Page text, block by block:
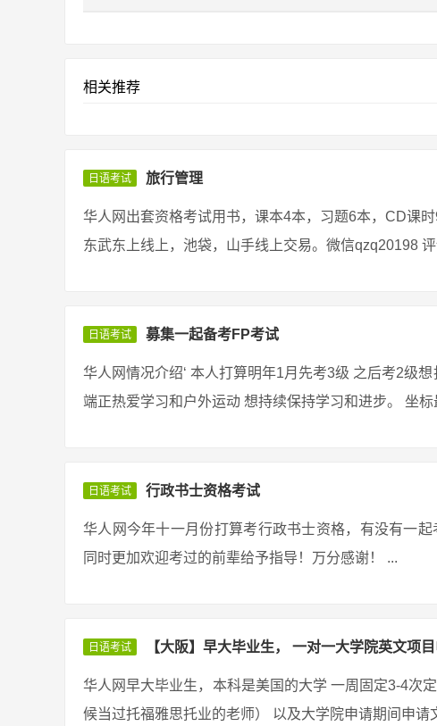
相关推荐
日语考试 旅行管理
华人网出套资格考试用书，课本4本，习题6本，CD课
东武东上线上，池袋，山手线上交易。微信qzq20198
日语考试 募集一起备考FP考试
华人网情况介绍‘ 本人打算明年1月先考3级 之后考2级
端正热爱学习和户外运动 想持续保持学习和进步。 坐
日语考试 行政书士资格考试
华人网今年十一月份打算考行政书士资格，有没有一
同时更加欢迎考过的前辈给予指导！万分感谢！ ...
日语考试 【大阪】早大毕业生， 一对一大学院英文项
华人网早大毕业生，本科是美国的大学 一周固定3-4次
候当过托福雅思托业的老师） 以及大学院申请期间申请